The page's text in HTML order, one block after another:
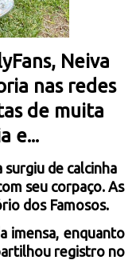
Neiva
nas redes
de muita
e...
de calcinha
seu corpaço. As
dos Famosos.
imensa, enquanto
registro no